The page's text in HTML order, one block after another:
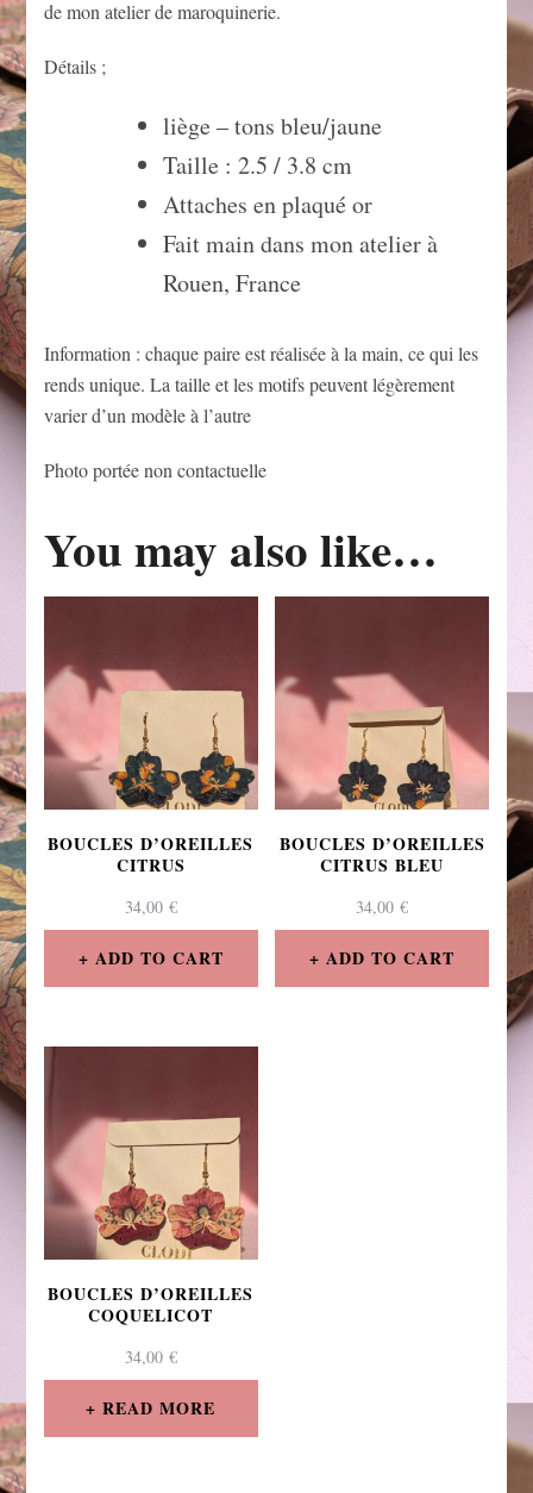
de mon atelier de maroquinerie.
Détails ;
liège – tons bleu/jaune
Taille : 2.5 / 3.8 cm
Attaches en plaqué or
Fait main dans mon atelier à
Rouen, France
Information : chaque paire est réalisée à la main, ce qui les
rends unique. La taille et les motifs peuvent légèrement
varier d’un modèle à l’autre
Photo portée non contactuelle
You may also like…
BOUCLES D’OREILLES
CITRUS
34,00 €
ADD TO CART
BOUCLES D’OREILLES
CITRUS BLEU
34,00€
ADD TO CART
BOUCLES D’OREILLES
COQUELICOT
34,00 €
READ MORE